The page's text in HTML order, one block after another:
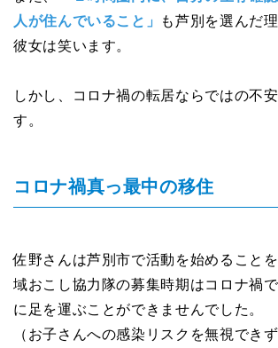
人が住んでいること」
も芦別を選んだ
彼女は笑います。
しかし、コロナ禍の転居ならではの不
す。
コロナ禍真っ最中の移住
佐野さんは芦別市で活動を始めること
域おこし協力隊の募集時期はコロナ禍
に足を運ぶことができませんでした。
（お子さんへの感染リスクを無視でき